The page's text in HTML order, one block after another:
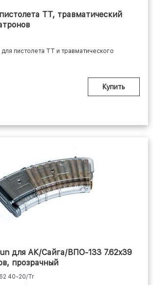
ТТ, травматический
пистолета ТТ и травматического
Купить
для АК/Сайга/ВПО-133 7.62x39
прозрачный
40-20/Tr